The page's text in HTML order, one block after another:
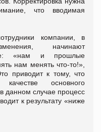
что вводимая
компании, в
начинают
«нам и прошлые
нам менять что-то!»,
приводит к тому, что
основного
данном случае процесс
к результату «ниже